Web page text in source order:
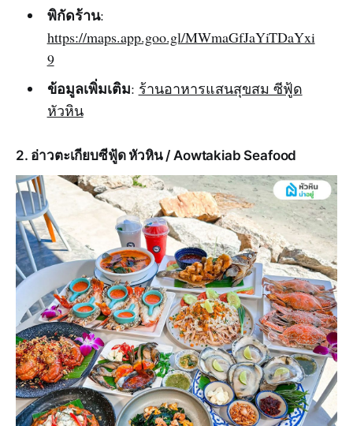
พิกัดร้าน:
https://maps.app.goo.gl/MWmaGfJaYiTDaYxi
9
ข้อมูลเพิ่มเติม: ร้านอาหารแสนสุขสม ซีฟู้ด
หัวหิน
2. อ่าวตะเกียบซีฟู้ด หัวหิน / Aowtakiab Seafood